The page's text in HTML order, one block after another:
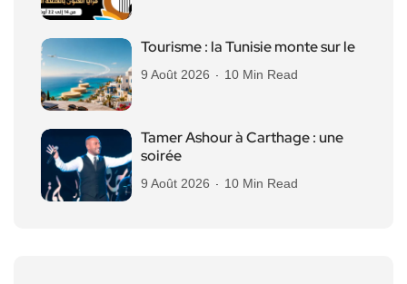
Tourisme : la Tunisie monte sur le
9 Août 2026 10 Min Read
Tamer Ashour à Carthage : une
soirée
9 Août 2026 10 Min Read